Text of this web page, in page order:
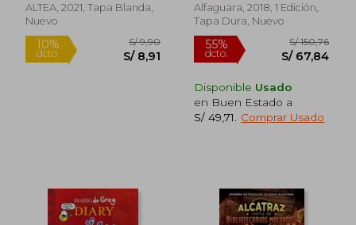
ALTEA, 2021, Tapa Blanda,
Nuevo
Alfaguara, 2018, 1 Edición,
Tapa Dura, Nuevo
Disponible Usado
en Buen Estado a
S/ 49,71
Comprar Usado